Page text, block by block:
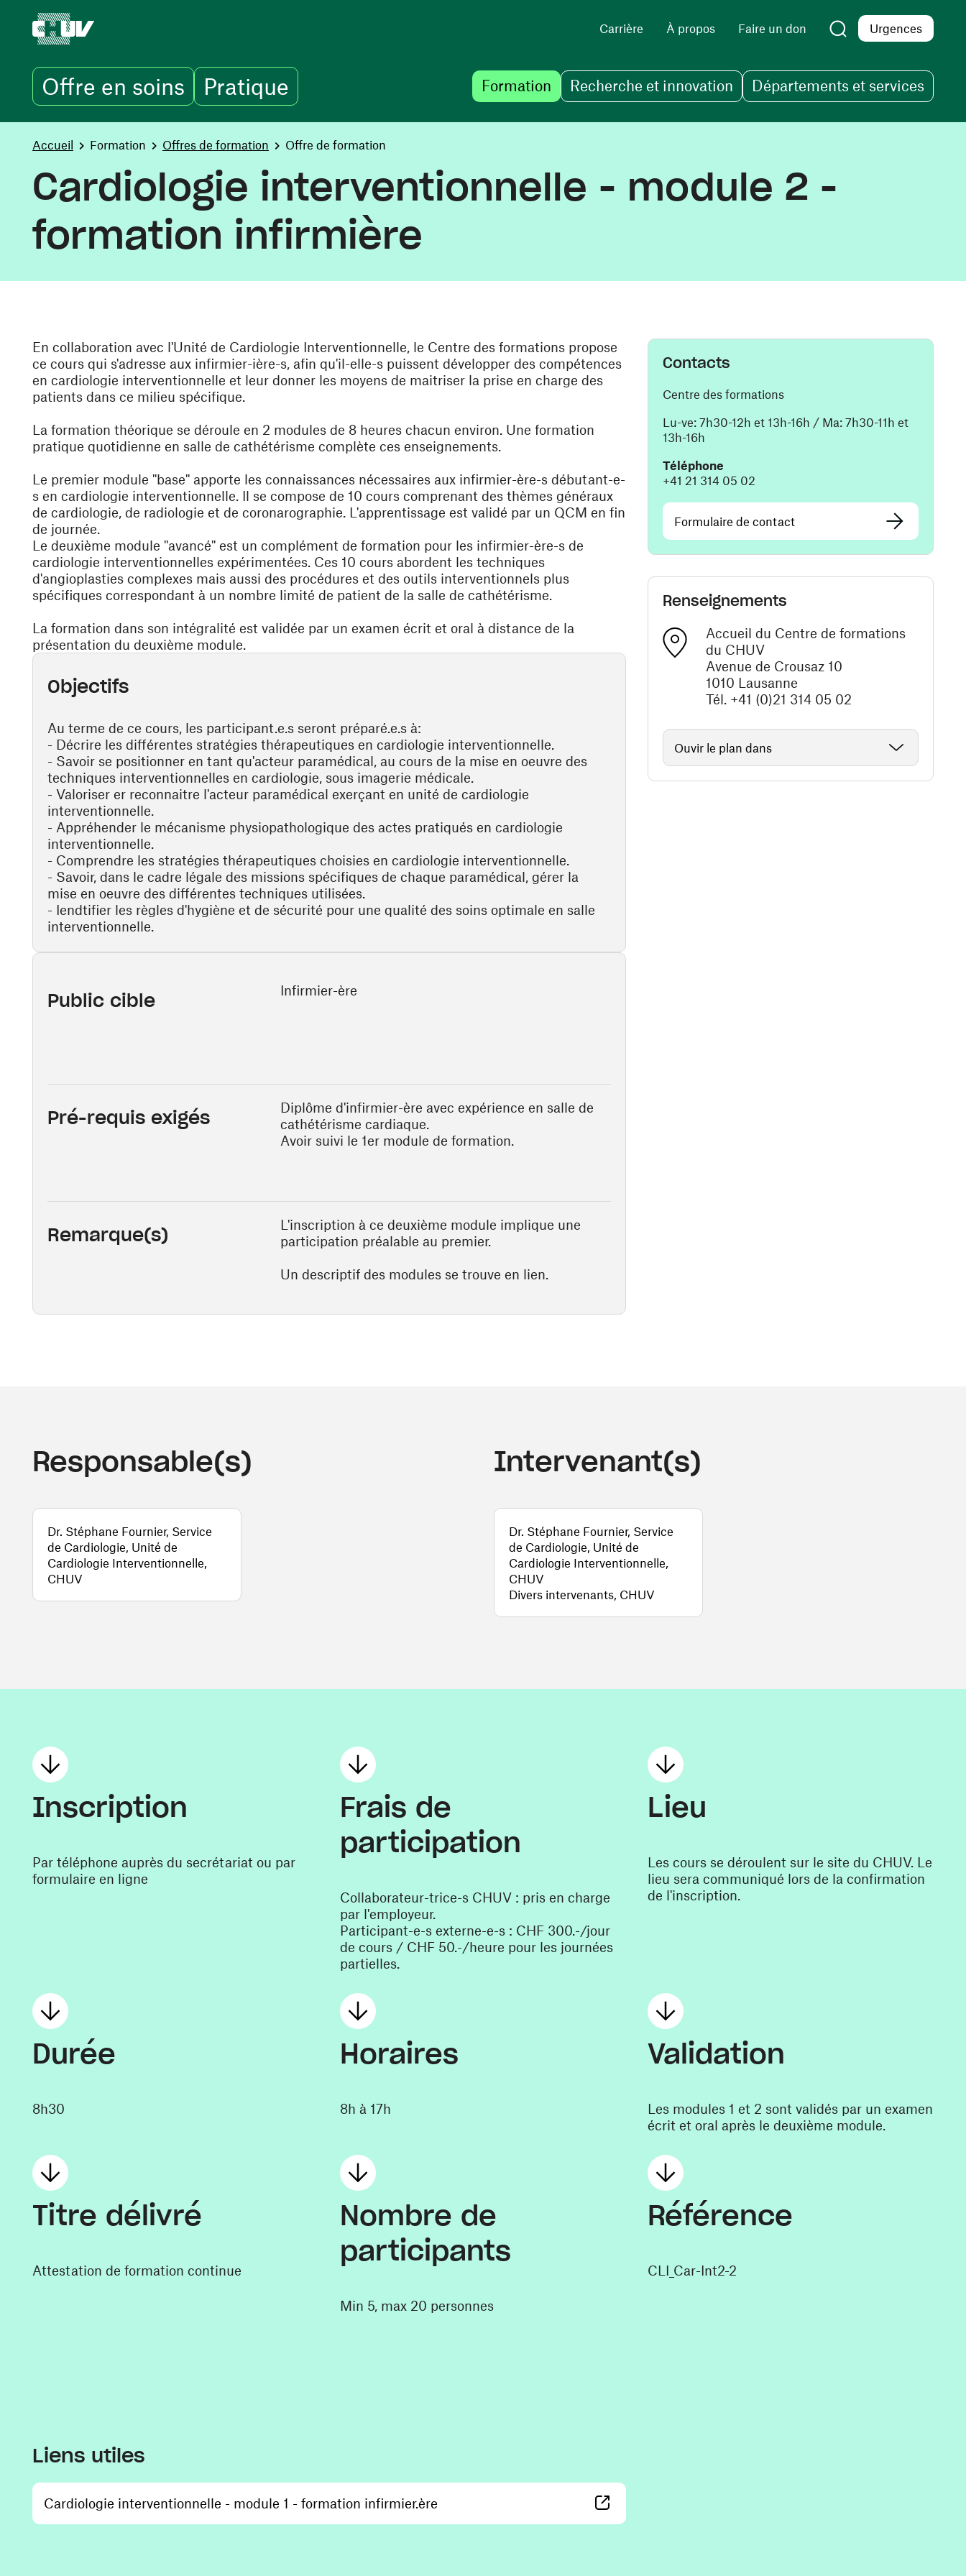
Carrière À propos Faire un don Urgences
Offre en soins Pratique Formation Recherche et innovation Départements et services
You are here:
Accueil Formation Offres de formation Offre de formation
Cardiologie interventionnelle - module 2 -
formation infirmière
En collaboration avec l'Unité de Cardiologie Interventionnelle, le Centre des formations propose
ce cours qui s'adresse aux infirmier-ière-s, afin qu'il-elle-s puissent développer des compétences
en cardiologie interventionnelle et leur donner les moyens de maitriser la prise en charge des
patients dans ce milieu spécifique.
La formation théorique se déroule en 2 modules de 8 heures chacun environ. Une formation
pratique quotidienne en salle de cathétérisme complète ces enseignements.
Le premier module ''base'' apporte les connaissances nécessaires aux infirmier-ère-s débutant-e-
s en cardiologie interventionnelle. Il se compose de 10 cours comprenant des thèmes généraux
de cardiologie, de radiologie et de coronarographie. L'apprentissage est validé par un QCM en fin
de journée.
Le deuxième module ''avancé'' est un complément de formation pour les infirmier-ère-s de
cardiologie interventionnelles expérimentées. Ces 10 cours abordent les techniques
d'angioplasties complexes mais aussi des procédures et des outils interventionnels plus
spécifiques correspondant à un nombre limité de patient de la salle de cathétérisme.
La formation dans son intégralité est validée par un examen écrit et oral à distance de la
présentation du deuxième module.
Objectifs
Au terme de ce cours, les participant.e.s seront préparé.e.s à:
- Décrire les différentes stratégies thérapeutiques en cardiologie interventionnelle.
- Savoir se positionner en tant qu'acteur paramédical, au cours de la mise en oeuvre des
techniques interventionnelles en cardiologie, sous imagerie médicale.
- Valoriser er reconnaitre l'acteur paramédical exerçant en unité de cardiologie
interventionnelle.
- Appréhender le mécanisme physiopathologique des actes pratiqués en cardiologie
interventionnelle.
- Comprendre les stratégies thérapeutiques choisies en cardiologie interventionnelle.
- Savoir, dans le cadre légale des missions spécifiques de chaque paramédical, gérer la
mise en oeuvre des différentes techniques utilisées.
- Iendtifier les règles d'hygiène et de sécurité pour une qualité des soins optimale en salle
interventionnelle.
Public cible Infirmier-ère
Pré-requis exigés
Diplôme d'infirmier-ère avec expérience en salle de
cathétérisme cardiaque.
Avoir suivi le 1er module de formation.
Remarque(s)
L'inscription à ce deuxième module implique une
participation préalable au premier.
Un descriptif des modules se trouve en lien.
Contacts
Centre des formations
Lu-ve: 7h30-12h et 13h-16h / Ma: 7h30-11h et
13h-16h
Téléphone
+41 21 314 05 02
Formulaire de contact
Renseignements
Accueil du Centre de formations
du CHUV
Avenue de Crousaz 10
1010 Lausanne
Tél. +41 (0)21 314 05 02
Ouvir le plan dans
Responsable(s)
Dr. Stéphane Fournier, Service
de Cardiologie, Unité de
Cardiologie Interventionnelle,
CHUV
Intervenant(s)
Dr. Stéphane Fournier, Service
de Cardiologie, Unité de
Cardiologie Interventionnelle,
CHUV
Divers intervenants, CHUV
Inscription
Par téléphone auprès du secrétariat ou par
formulaire en ligne
Frais de
participation
Collaborateur-trice-s CHUV : pris en charge
par l'employeur.
Participant-e-s externe-e-s : CHF 300.-/jour
de cours / CHF 50.-/heure pour les journées
partielles.
Lieu
Les cours se déroulent sur le site du CHUV. Le
lieu sera communiqué lors de la confirmation
de l'inscription.
Durée
8h30
Horaires
8h à 17h
Validation
Les modules 1 et 2 sont validés par un examen
écrit et oral après le deuxième module.
Titre délivré
Attestation de formation continue
Nombre de
participants
Min 5, max 20 personnes
Référence
CLI_Car-Int2-2
Liens utiles
Cardiologie interventionnelle - module 1 - formation infirmier.ère (ouvre une nouvelle fenêtre)